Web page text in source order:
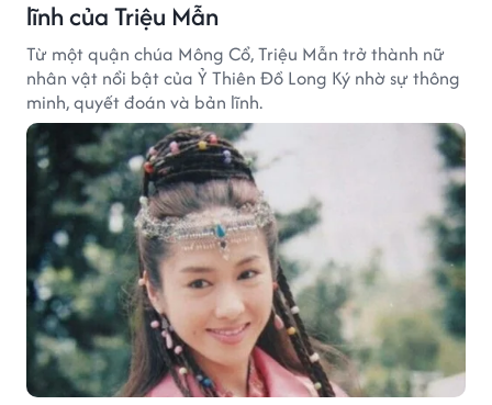
lĩnh của Triệu Mẫn
Từ một quận chúa Mông Cổ, Triệu Mẫn trở thành nữ
nhân vật nổi bật của Ỷ Thiên Đồ Long Ký nhờ sự thông
minh, quyết đoán và bản lĩnh.